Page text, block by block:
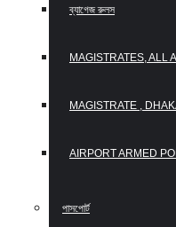
ব্যাগেজ রুলস
MAGISTRATES, ALL
MAGISTRATE ,
AIRPORT ARMED
পাসপোর্ট